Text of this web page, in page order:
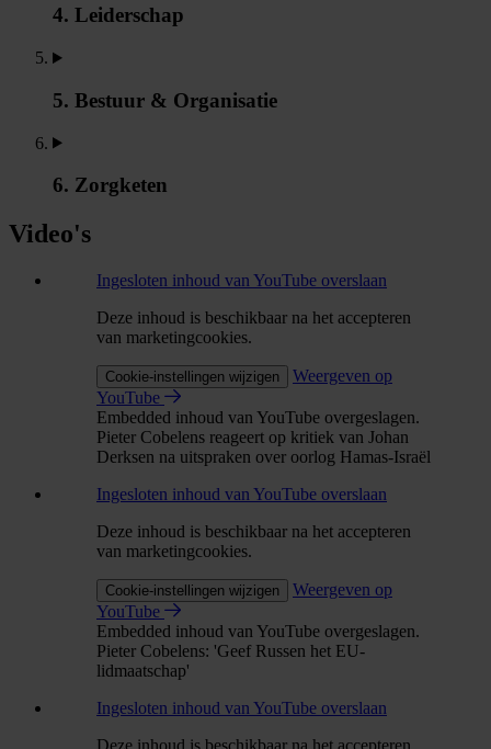
4. Leiderschap
5. Bestuur & Organisatie
6. Zorgketen
Video's
Ingesloten inhoud van YouTube overslaan
Deze inhoud is beschikbaar na het accepteren
van marketingcookies.
Cookie-instellingen wijzigen
Weergeven op
YouTube
Embedded inhoud van YouTube overgeslagen.
Pieter Cobelens reageert op kritiek van Johan
Derksen na uitspraken over oorlog Hamas-Israël
Ingesloten inhoud van YouTube overslaan
Deze inhoud is beschikbaar na het accepteren
van marketingcookies.
Cookie-instellingen wijzigen
Weergeven op
YouTube
Embedded inhoud van YouTube overgeslagen.
Pieter Cobelens: 'Geef Russen het EU-
lidmaatschap'
Ingesloten inhoud van YouTube overslaan
Deze inhoud is beschikbaar na het accepteren